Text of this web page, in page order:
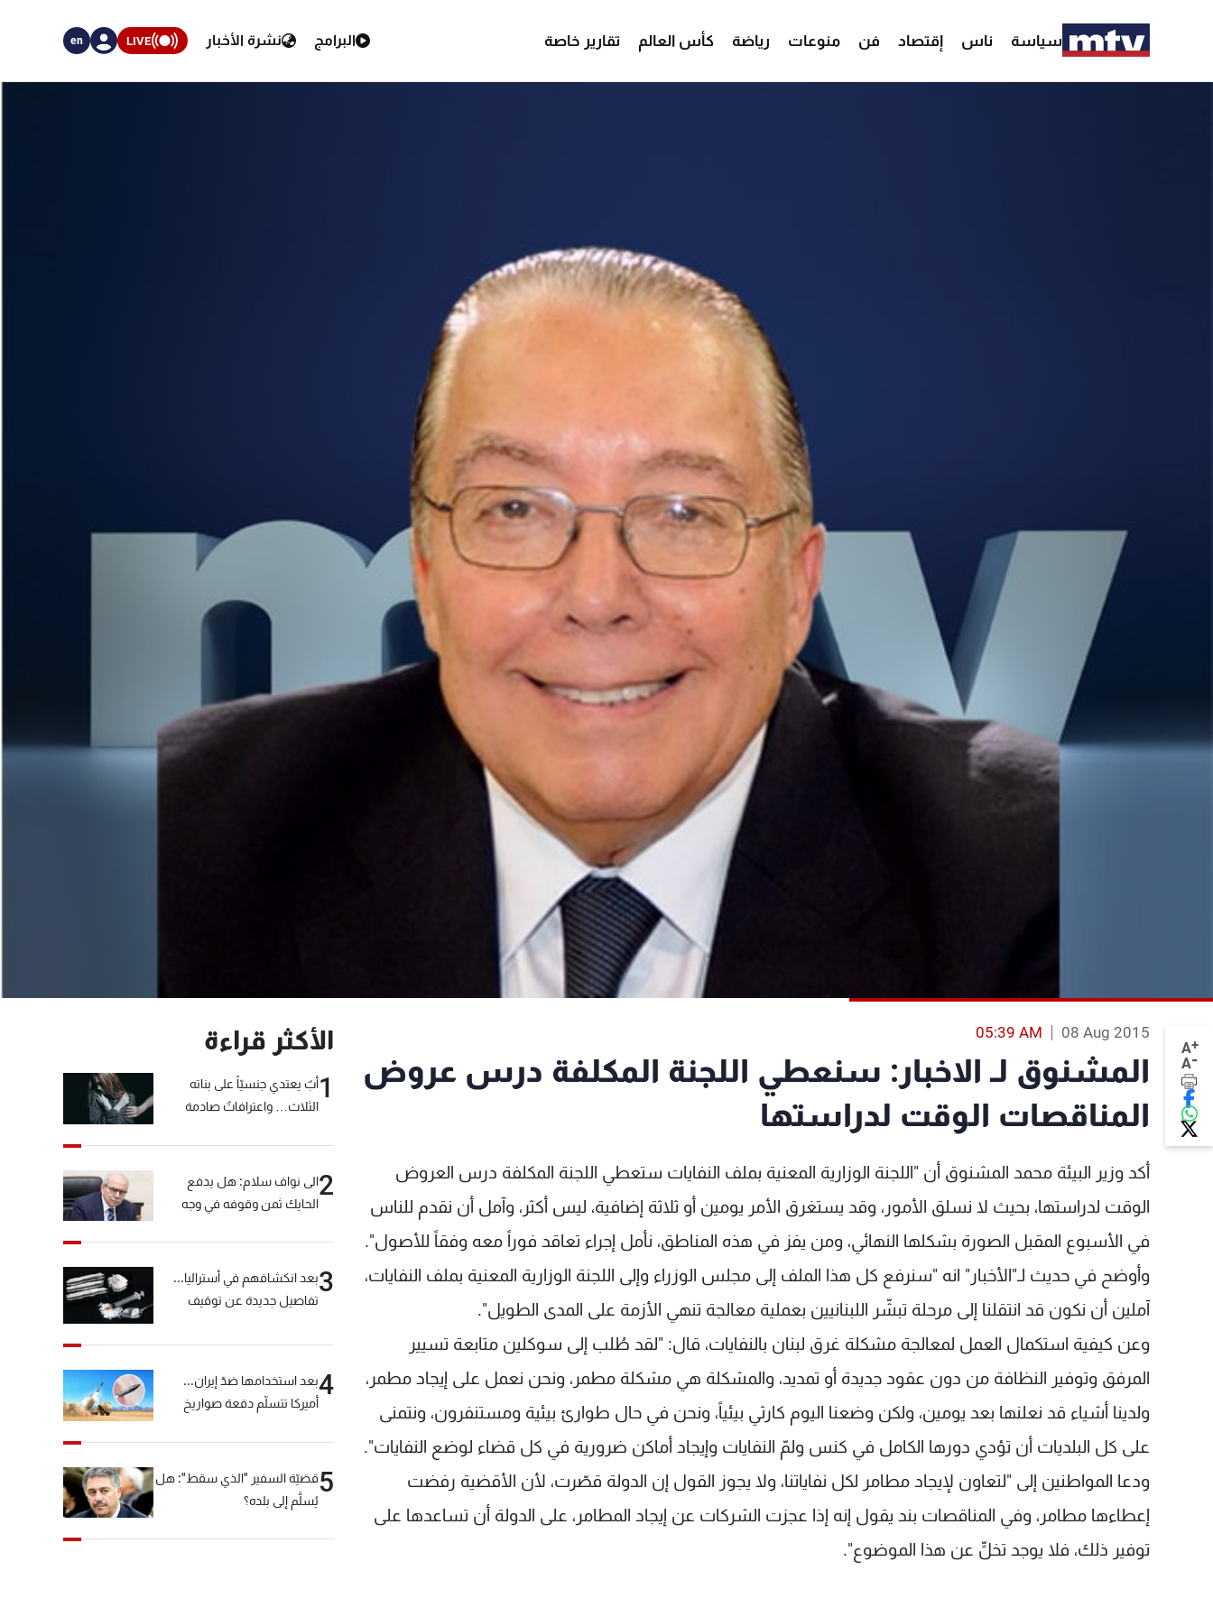
سياسة ناس إقتصاد فن منوعات رياضة كأس العالم تقارير خاصة البرامج نشرة الأخبار LIVE
en
A+
A-
08 Aug 2015
05:39 AM
المشنوق لـ الاخبار: سنعطي اللجنة المكلفة درس عروض
المناقصات الوقت لدراستها
أكد وزير البيئة محمد المشنوق أن "اللجنة الوزارية المعنية بملف النفايات ستعطي اللجنة المكلفة درس العروض
الوقت لدراستها، بحيث لا نسلق الأمور، وقد يستغرق الأمر يومين أو ثلاثة إضافية، ليس أكثر، وآمل أن نقدم للناس
في الأسبوع المقبل الصورة بشكلها النهائي، ومن يفز في هذه المناطق، نأمل إجراء تعاقد فوراً معه وفقاً للأصول".
وأوضح في حديث لـ"الأخبار" انه "سنرفع كل هذا الملف إلى مجلس الوزراء وإلى اللجنة الوزارية المعنية بملف النفايات،
آملين أن نكون قد انتقلنا إلى مرحلة تبشّر اللبنانيين بعملية معالجة تنهي الأزمة على المدى الطويل".
وعن كيفية استكمال العمل لمعالجة مشكلة غرق لبنان بالنفايات، قال: "لقد طُلب إلى سوكلين متابعة تسيير
المرفق وتوفير النظافة من دون عقود جديدة أو تمديد، والمشكلة هي مشكلة مطمر، ونحن نعمل على إيجاد مطمر،
ولدينا أشياء قد نعلنها بعد يومين، ولكن وضعنا اليوم كارثي بيئياً، ونحن في حال طوارئ بيئية ومستنفرون، ونتمنى
على كل البلديات أن تؤدي دورها الكامل في كنس ولمّ النفايات وإيجاد أماكن ضرورية في كل قضاء لوضع النفايات".
ودعا المواطنين إلى "لتعاون لإيجاد مطامر لكل نفاياتنا، ولا يجوز القول إن الدولة قصّرت، لأن الأقضية رفضت
إعطاءها مطامر، وفي المناقصات بند يقول إنه إذا عجزت الشركات عن إيجاد المطامر، على الدولة أن تساعدها على
توفير ذلك، فلا يوجد تخلٍّ عن هذا الموضوع".
الأكثر قراءة
1أبٌ يعتدي جنسيّاً على بناته
الثلاث… واعترافاتٌ صادمة
2الى نواف سلام: هل يدفع
الحايك ثمن وقوفه في وجه
3بعد انكشافهم في أستراليا...
تفاصيل جديدة عن توقيف
4بعد استخدامها ضدّ إيران...
أميركا تتسلّم دفعة صواريخ
5قضيّة السفير "الذي سقط": هل
يُسلَّم إلى بلده؟